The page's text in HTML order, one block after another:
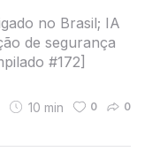
no Brasil; IA
de segurança
#172]
10 min 0 0